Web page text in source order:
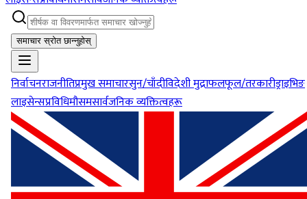
समाचार स्रोत छान्नुहोस्
निर्वाचनराजनीतिप्रमुख समाचारसुन/चाँदीविदेशी मुद्राफलफूल/तरकारीड्राइभिङ
लाइसेन्सप्रविधिमौसमसार्वजनिक व्यक्तित्वहरू